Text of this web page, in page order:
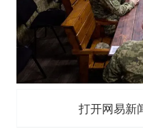
打开网易新